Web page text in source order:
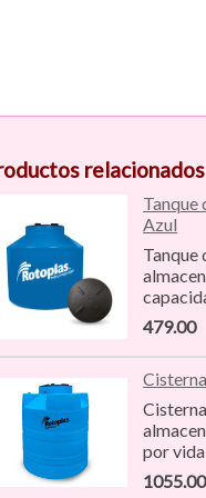
relacionados
Tanque
Azul
Tanque
479.00
por vida
1055.00